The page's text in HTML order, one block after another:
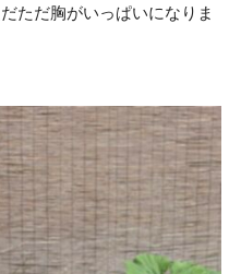
ただ胸がいっぱいになりま